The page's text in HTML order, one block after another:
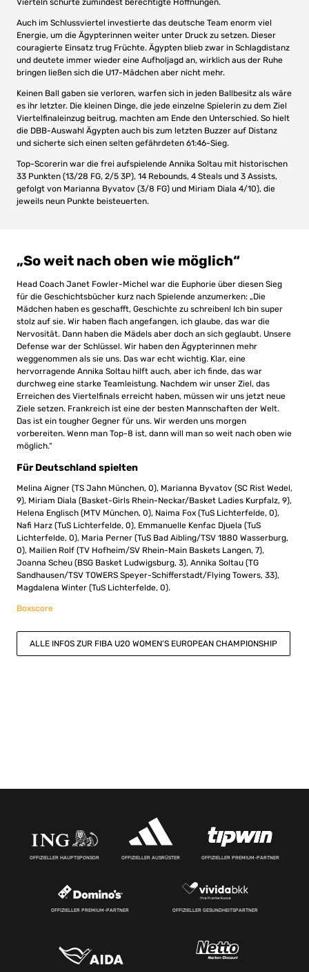
Vierteln schürte zumindest berechtigte Hoffnungen.
Auch im Schlussviertel investierte das deutsche Team enorm viel
Energie, um die Ägypterinnen weiter unter Druck zu setzen. Dieser
couragierte Einsatz trug Früchte. Ägypten blieb zwar in Schlagdistanz
und deutete immer wieder eine Aufholjagd an, wirklich aus der Ruhe
bringen ließen sich die U17-Mädchen aber nicht mehr.
Keinen Ball gaben sie verloren, warfen sich in jeden Ballbesitz als wäre
es ihr letzter. Die kleinen Dinge, die jede einzelne Spielerin zu dem Ziel
Viertelfinaleinzug beitrug, machten am Ende den Unterschied. So hielt
die DBB-Auswahl Ägypten auch bis zum letzten Buzzer auf Distanz
und sicherte sich einen selten gefährdeten 61:46-Sieg.
Top-Scorerin war die frei aufspielende Annika Soltau mit historischen
33 Punkten (13/28 FG, 2/5 3P), 14 Rebounds, 4 Steals und 3 Assists,
gefolgt von Marianna Byvatov (3/8 FG) und Miriam Diala 4/10), die
jeweils neun Punkte beisteuerten.
„So weit nach oben wie möglich“
Head Coach Janet Fowler-Michel war die Euphorie über diesen Sieg
für die Geschichtsbücher kurz nach Spielende anzumerken: „Die
Mädchen haben es geschafft, Geschichte zu schreiben! Ich bin super
stolz auf sie. Wir haben flach angefangen, ich glaube, das war die
Nervosität. Dann haben die Mädels aber doch an sich geglaubt. Unsere
Defense war der Schlüssel. Wir haben den Ägypterinnen mehr
weggenommen als sie uns. Das war echt wichtig. Klar, eine
hervorragende Annika Soltau hilft auch, aber ich finde, das war
durchweg eine starke Teamleistung. Nachdem wir unser Ziel, das
Erreichen des Viertelfinals erreicht haben, müssen wir uns jetzt neue
Ziele setzen. Frankreich ist eine der besten Mannschaften der Welt.
Das ist ein tougher Gegner für uns. Wir werden uns morgen
vorbereiten. Wenn man Top-8 ist, dann will man so weit nach oben wie
möglich.“
Für Deutschland spielten
Melina Aigner (TS Jahn München, 0), Marianna Byvatov (SC Rist Wedel,
9), Miriam Diala (Basket-Girls Rhein-Neckar/Basket Ladies Kurpfalz, 9),
Helena Englisch (MTV München, 0), Naima Fox (TuS Lichterfelde, 0),
Nafi Harz (TuS Lichterfelde, 0), Emmanuelle Kenfac Djuela (TuS
Lichterfelde, 0), Maria Perner (TuS Bad Aibling/TSV 1880 Wasserburg,
0), Mailien Rolf (TV Hofheim/SV Rhein-Main Baskets Langen, 7),
Joanna Scheu (BSG Basket Ludwigsburg, 3), Annika Soltau (TG
Sandhausen/TSV TOWERS Speyer-Schifferstadt/Flying Towers, 33),
Magdalena Winter (TuS Lichterfelde, 0).
Boxscore
ALLE INFOS ZUR FIBA U20 WOMEN’S EUROPEAN CHAMPIONSHIP
OFFIZIELLER HAUPTSPONSOR OFFIZIELLER AUSRÜSTER OFFIZIELLER PREMIUM-PARTNER
OFFIZIELLER PREMIUM-PARTNER OFFIZIELLER GESUNDHEITSPARTNER